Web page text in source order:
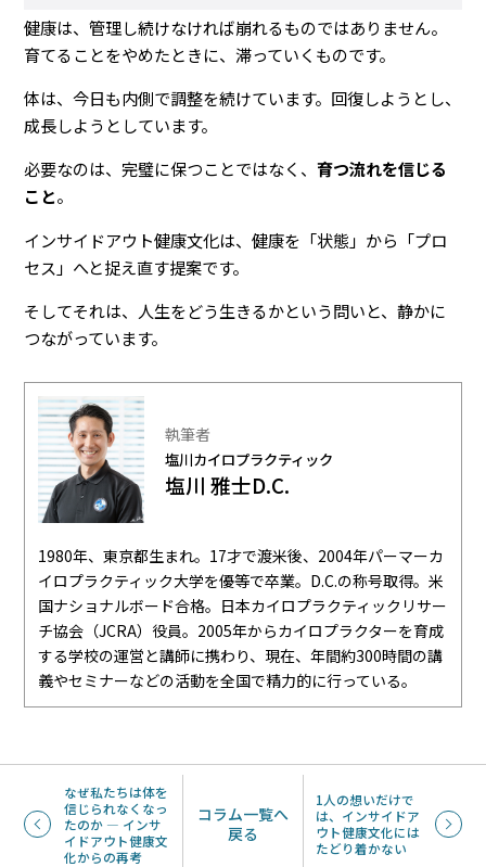
健康は、管理し続けなければ崩れるものではありません。
育てることをやめたときに、滞っていくものです。
体は、今日も内側で調整を続けています。回復しようとし、
成長しようとしています。
必要なのは、完璧に保つことではなく、育つ流れを信じる
こと。
インサイドアウト健康文化は、健康を「状態」から「プロ
セス」へと捉え直す提案です。
そしてそれは、人生をどう生きるかという問いと、静かに
つながっています。
執筆者
塩川カイロプラクティック
塩川 雅士D.C.
1980年、東京都生まれ。17才で渡米後、2004年パーマーカ
イロプラクティック大学を優等で卒業。D.C.の称号取得。米
国ナショナルボード合格。日本カイロプラクティックリサー
チ協会（JCRA）役員。2005年からカイロプラクターを育成
する学校の運営と講師に携わり、現在、年間約300時間の講
義やセミナーなどの活動を全国で精力的に行っている。
なぜ私たちは体を
信じられなくなっ
たのか ― インサ
イドアウト健康文
化からの再考
コラム一覧へ
戻る
1人の想いだけで
は、インサイドア
ウト健康文化には
たどり着かない